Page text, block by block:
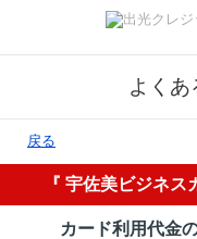
よくあ
戻る
『 宇佐美ビジネ
カード利用代金